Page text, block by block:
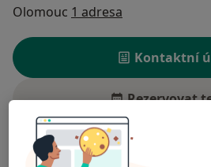
Olomouc 1 adresa
Kontaktní
Rezervovat
Ceník